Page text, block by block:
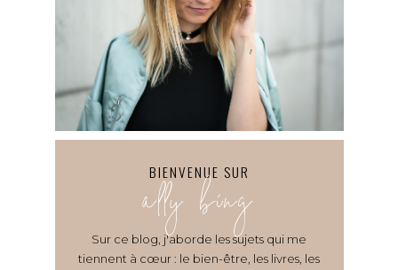
BIENVENUE SUR
ally bing
Sur ce blog, j'aborde les sujets qui me
tiennent à cœur : le bien-être, les livres, les